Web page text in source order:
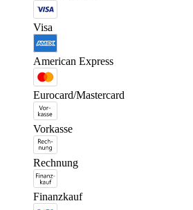
Visa
American Express
Eurocard/Mastercard
Vorkasse
Rechnung
Finanzkauf